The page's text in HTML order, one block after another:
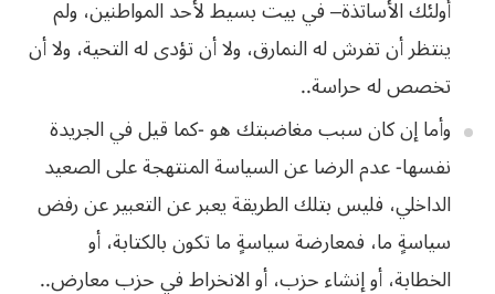
أولئكالأساتذة–فيبيتبسيطلأحدالمواطنين، ولم
ينتظرأنتفرشلهالنمارق، ولاأنتؤدىلهالتحية، ولاأن
تخصصلهحراسة..
وأما إن كان سبب مغاضبتك هو -كما قيل في الجريدة
نفسها- عدم الرضا عن السياسة المنتهجة على الصعيد
الداخلي، فليس بتلك الطريقة يعبر عن التعبير عن رفض
سياسةٍ ما، فمعارضة سياسةٍ ما تكون بالكتابة، أو
الخطابة، أو إنشاء حزب، أو الانخراط في حزب معارض..